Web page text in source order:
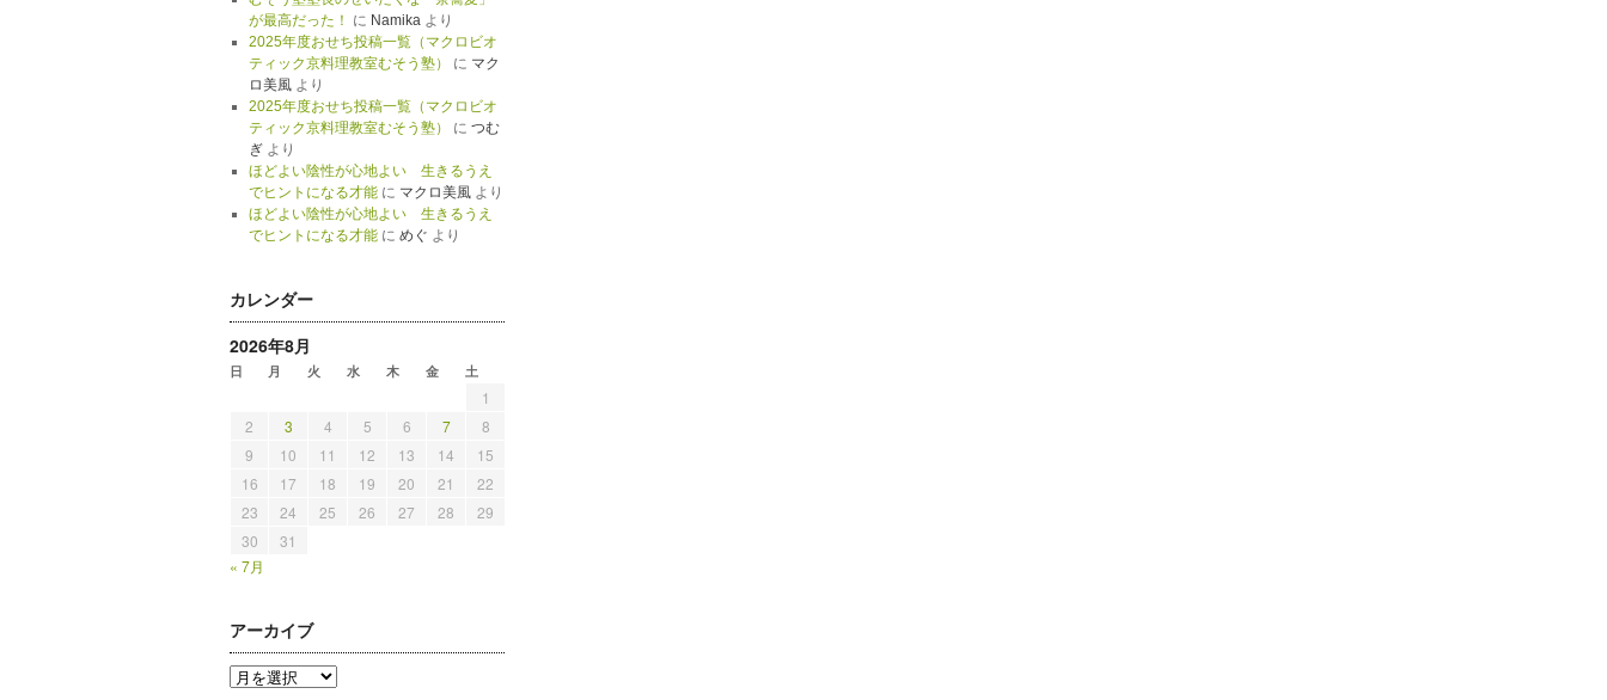
が最高だった！
に Namikaより
2025年度おせち投稿一覧（マクロビオ
ティック京料理教室むそう塾）
に マク
ロ美風より
2025年度おせち投稿一覧（マクロビオ
ティック京料理教室むそう塾）
に つむ
ぎより
ほどよい陰性が心地よい 生きるうえ
でヒントになる才能に マクロ美風より
ほどよい陰性が心地よい 生きるうえ
でヒントになる才能に めぐ より
カレンダー
2026年8月
日 月 火 水 木 金 土
1
2
3 4 5 6 7
8
9
10 11 12 13 14
15
16
17 18 19 20 21
22
23
24 25 26 27 28
29
30
31
« 7月
アーカイブ
ア